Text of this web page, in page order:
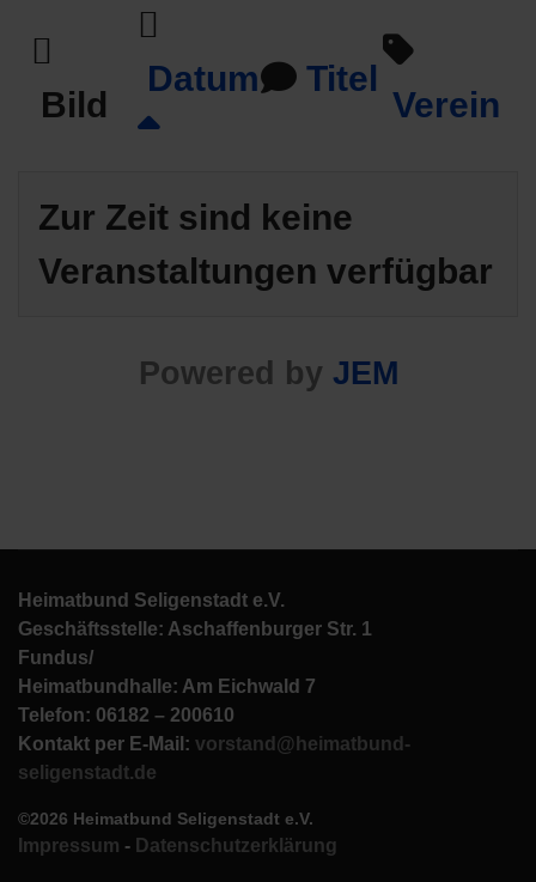
Bild
Datum Titel
Verein
Zur Zeit sind keine
Veranstaltungen verfügbar
Powered by JEM
Heimatbund Seligenstadt e.V.
Geschäftsstelle: Aschaffenburger Str. 1
Fundus/
Heimatbundhalle: Am Eichwald 7
Telefon: 06182 – 200610
Kontakt per E-Mail: vorstand@heimatbund-
seligenstadt.de
©2026 Heimatbund Seligenstadt e.V.
Impressum - Datenschutzerklärung